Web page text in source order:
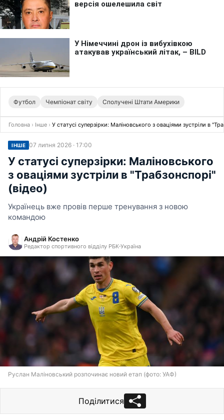
Футбол Чемпіонат світу Сполучені Штати Америки
Головна › Інше › У статусі суперзірки: Маліновського з оваціями зустріли в
ІНШЕ 07 липня 2026 · 17:00
У статусі суперзірки: Маліновського
з оваціями зустріли в "Трабзонспорі"
(відео)
Українець вже провів перше тренування з новою
командою
Андрій Костенко
Редактор спортивного відділу РБК-Україна
Руслан Маліновський розпочинає новий етап (фото: УАФ)
Поділитися